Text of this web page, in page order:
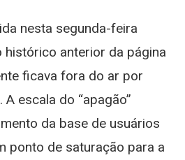
nesta segunda-feira
histórico anterior da página
ficava fora do ar por
escala do “apagão”
da base de usuários
ponto de saturação para a